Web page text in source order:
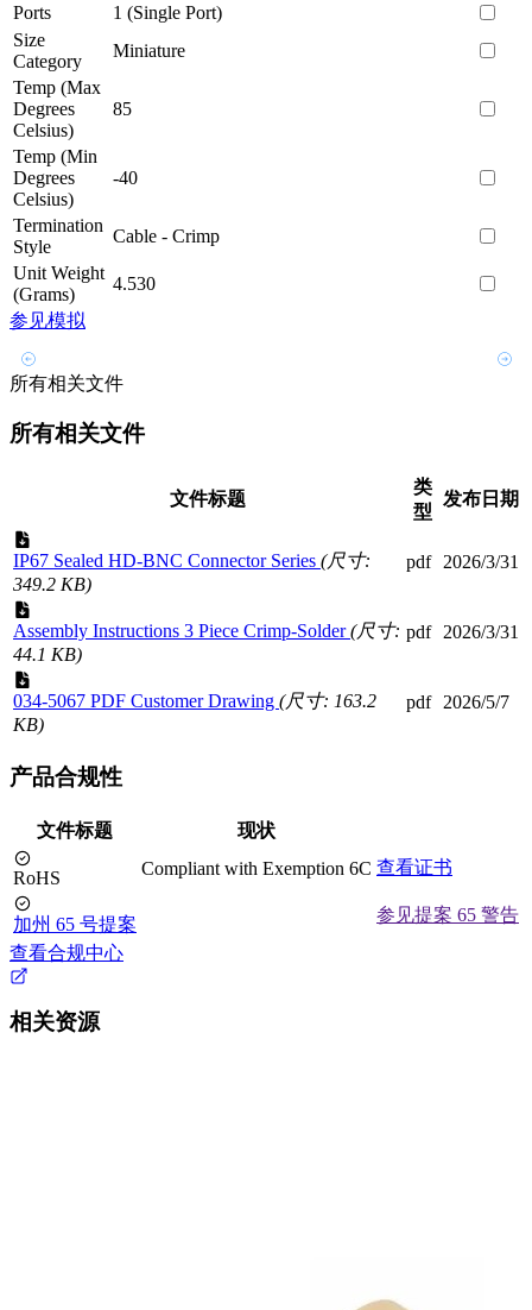
Ports
1 (Single Port)
Size
Category
Miniature
Temp (Max
Degrees
Celsius)
85
Temp (Min
Degrees
Celsius)
-40
Termination
Style
Cable - Crimp
Unit Weight
(Grams)
4.530
参见模拟
所有相关文件
所有相关文件
文件标题
类
型
发布日期
IP67 Sealed HD-BNC Connector Series (尺寸:
349.2 KB)
pdf 2026/3/31
Assembly Instructions 3 Piece Crimp-Solder(尺寸:
44.1 KB)
pdf 2026/3/31
034-5067 PDF Customer Drawing (尺寸: 163.2
KB)
pdf 2026/5/7
产品合规性
文件标题 现状
RoHS Compliant with Exemption 6C 查看证书
加州 65 号提案
参见提案 65 警告
查看合规中心
相关资源